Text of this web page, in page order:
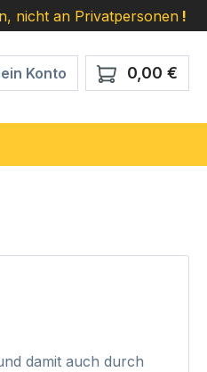
nicht an Privatpersonen !
Konto 0,00 €
damit auch durch